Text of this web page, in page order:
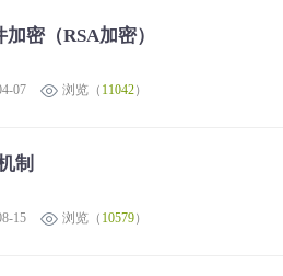
密（RSA加密）
07 浏览（ 11042）
制
15 浏览（ 10579）